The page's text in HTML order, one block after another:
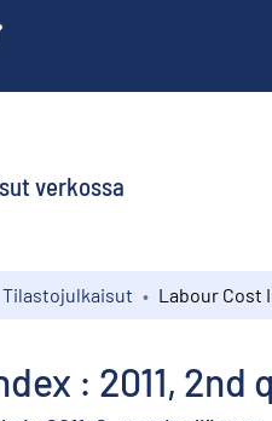
verkossa
Tilastojulkaisut
: 2011, 2nd